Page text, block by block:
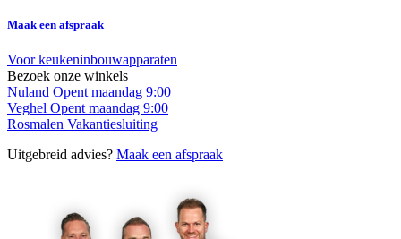
Maak een afspraak
Voor keukeninbouwapparaten
Bezoek onze winkels
Nuland Opent maandag 9:00
Veghel Opent maandag 9:00
Rosmalen Vakantiesluiting
Uitgebreid advies? Maak een afspraak